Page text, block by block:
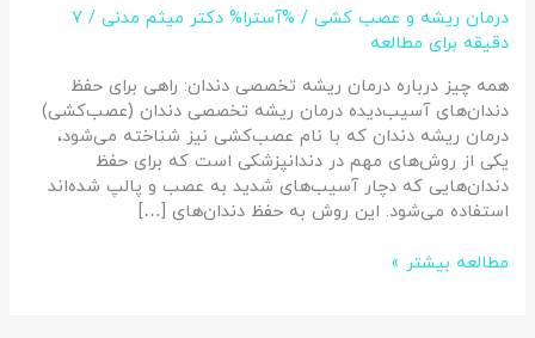
درمان ریشه و عصب کشی / %آسترا% دکتر میثم مدنی/
7
دقیقه برای مطالعه
همه چیز درباره درمان ریشه تخصصی دندان: راهی برای حفظ
دندان‌های آسیب‌دیده درمان ریشه تخصصی دندان (عصب‌کشی)
درمان ریشه دندان که با نام عصب‌کشی نیز شناخته می‌شود،
یکی از روش‌های مهم در دندانپزشکی است که برای حفظ
دندان‌هایی که دچار آسیب‌های شدید به عصب و پالپ شده‌اند
استفاده می‌شود. این روش به حفظ دندان‌های […]
مطالعه بیشتر »